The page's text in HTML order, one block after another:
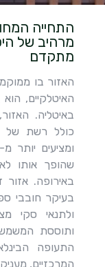
התחייה
מרהיב של
מתקדם
האזור בו
האיטלקיים,
כולל רשת של
שהופך אותו
באירופה. אזור
בעיקר חובבי
ולתנאי סקי
ותוססת
התעופה
המרכזיים,